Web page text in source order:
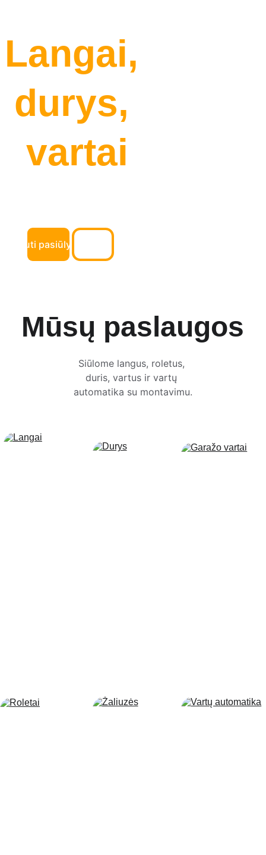
Langai,
durys,
vartai
Gauti pasiūlymą
Mūsų paslaugos
Siūlome langus, roletus,
duris, vartus ir vartų
automatika su montavimu.